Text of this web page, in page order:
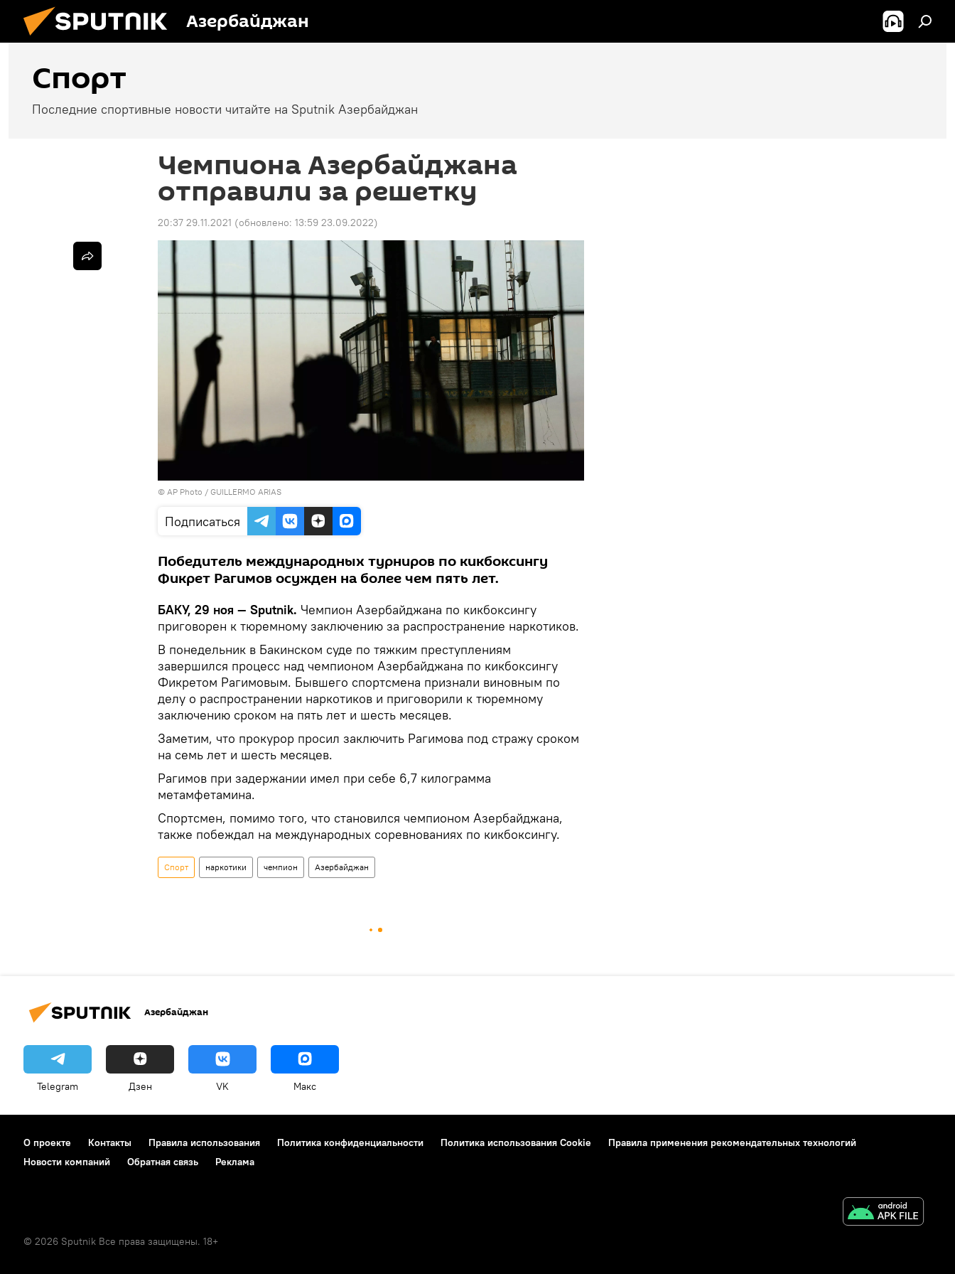
Азербайджан
Спорт
Последние спортивные новости читайте на Sputnik Азербайджан
Чемпиона Азербайджана
отправили за решетку
20:37 29.11.2021 (обновлено: 13:59 23.09.2022)
© AP Photo / GUILLERMO ARIAS
Подписаться
Победитель международных турниров по кикбоксингу
Фикрет Рагимов осужден на более чем пять лет.
БАКУ, 29 ноя — Sputnik. Чемпион Азербайджана по кикбоксингу
приговорен к тюремному заключению за распространение наркотиков.
В понедельник в Бакинском суде по тяжким преступлениям
завершился процесс над чемпионом Азербайджана по кикбоксингу
Фикретом Рагимовым. Бывшего спортсмена признали виновным по
делу о распространении наркотиков и приговорили к тюремному
заключению сроком на пять лет и шесть месяцев.
Заметим, что прокурор просил заключить Рагимова под стражу сроком
на семь лет и шесть месяцев.
Рагимов при задержании имел при себе 6,7 килограмма
метамфетамина.
Спортсмен, помимо того, что становился чемпионом Азербайджана,
также побеждал на международных соревнованиях по кикбоксингу.
Спорт наркотики чемпион Азербайджан
Азербайджан
Telegram Дзен VK Макс
О проекте Контакты Правила использования Политика конфиденциальности Политика использования Cookie
Правила применения рекомендательных технологий
Новости компаний
Обратная связь Реклама
© 2026 Sputnik Все права защищены. 18+